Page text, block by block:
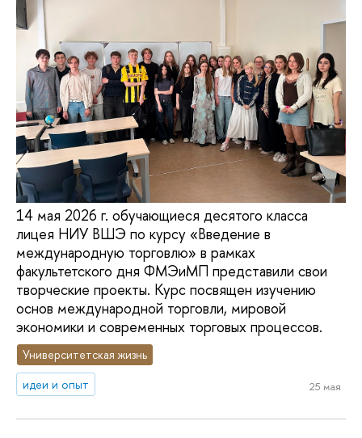
14 мая 2026 г. обучающиеся десятого класса
лицея НИУ ВШЭ по курсу «Введение в
международную торговлю» в рамках
факультетского дня ФМЭиМП представили свои
творческие проекты. Курс посвящен изучению
основ международной торговли, мировой
экономики и современных торговых процессов.
Университетская жизнь
идеи и опыт
25 мая